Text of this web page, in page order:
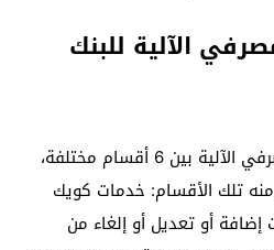
الآلية للبنك
تنقسم خدمات الهاتف المصرفي الآلية بين 6 أقسام مختلفة،
تلك الأقسام: خدمات كويك
إضافة أو تعديل أو إلغاء من